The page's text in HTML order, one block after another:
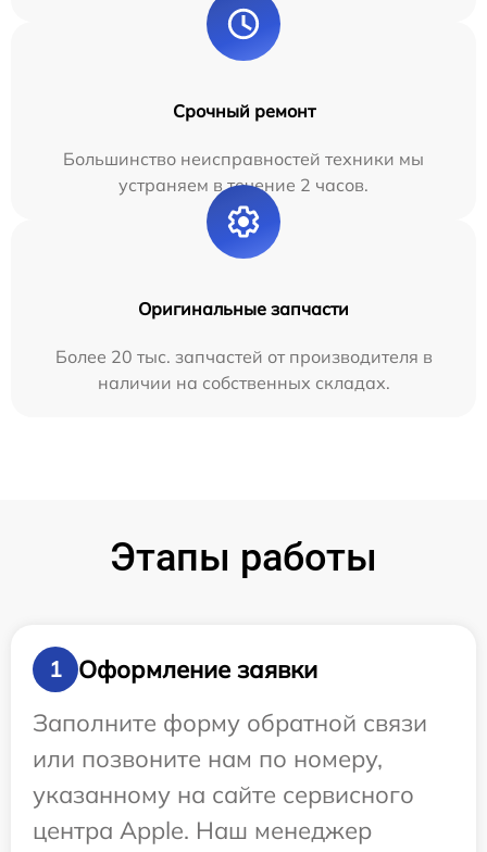
Срочный ремонт
Большинство неисправностей техники мы
устраняем в течение 2 часов.
Оригинальные запчасти
Более 20 тыс. запчастей от производителя в
наличии на собственных складах.
Этапы работы
1
Оформление заявки
Заполните форму обратной связи
или позвоните нам по номеру,
указанному на сайте сервисного
центра Apple. Наш менеджер